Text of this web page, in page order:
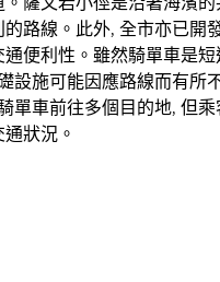
路線。此外, 全市亦已開
便利性。雖然騎單車是
設施可能因應路線而有所
單車前往多個目的地, 但
狀況。